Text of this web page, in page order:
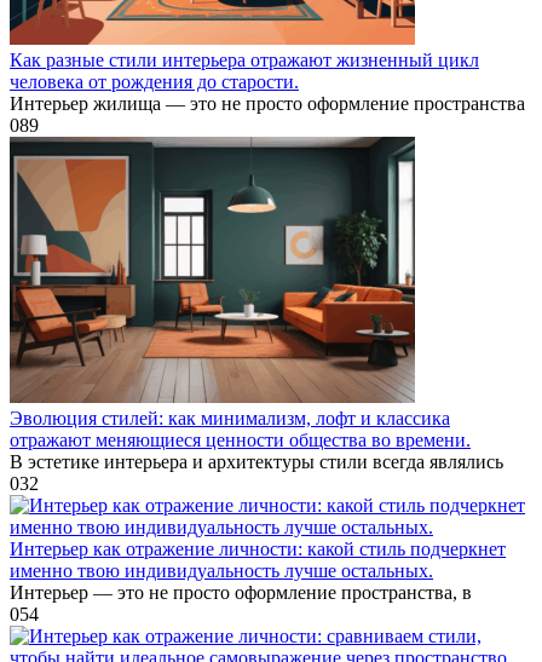
Как разные стили интерьера отражают жизненный цикл
человека от рождения до старости.
Интерьер жилища — это не просто оформление пространства
089
Эволюция стилей: как минимализм, лофт и классика
отражают меняющиеся ценности общества во времени.
В эстетике интерьера и архитектуры стили всегда являлись
032
Интерьер как отражение личности: какой стиль подчеркнет
именно твою индивидуальность лучше остальных.
Интерьер — это не просто оформление пространства, в
054